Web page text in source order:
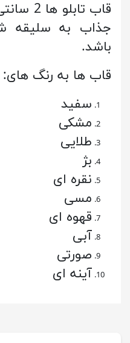
جذاب به سلیقه
باشد.
قاب ها به رنگ های:
سفید
مشکی
طلایی
بژ
نقره ای
مسی
قهوه ای
آبی
صورتی
آینه ای